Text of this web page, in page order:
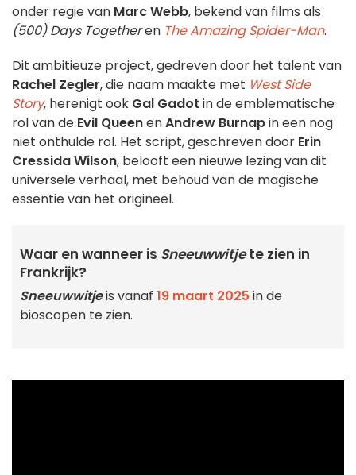
onder regie van Marc Webb, bekend van films als
(500) Days Togetheren The Amazing Spider-Man.
Dit ambitieuze project, gedreven door het talent van
Rachel Zegler, die naam maakte met West Side
Story, herenigt ook Gal Gadot in de emblematische
rol van de Evil QueenenAndrew Burnapin een nog
niet onthulde rol. Het script, geschreven door Erin
Cressida Wilson, belooft een nieuwe lezing van dit
universele verhaal, met behoud van de magische
essentie van het origineel.
Waar en wanneer is Sneeuwwitjete zien in
Frankrijk?
Sneeuwwitjeis vanaf 19 maart 2025 in de
bioscopen te zien.